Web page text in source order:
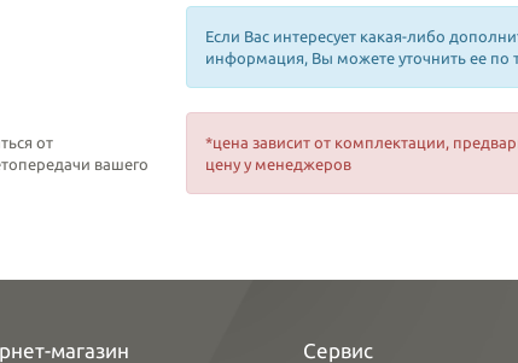
от
вашего
Если Вас интересует какая-либо
информация, Вы можете уточнить ее по
*цена зависит от комплектации,
цену у менеджеров
магазин Сервис